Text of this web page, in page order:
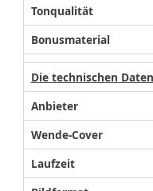
Tonqualität
Bonusmaterial
Die technischen Daten
Anbieter
Wende-Cover
Laufzeit